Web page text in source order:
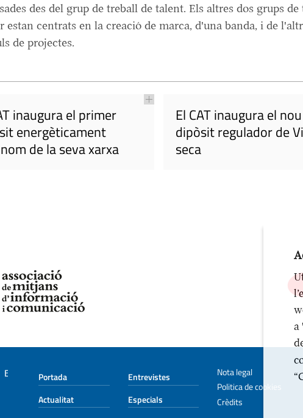
des del grup de treball de talent. Els altres dos grups
estan centrats en la creació de marca, d'una banda, i de
de projectes.
inaugura el primer
energèticament
de la seva xarxa
El CAT inaugura el nou
dipòsit regulador de
seca
Portada
Actualitat
Entrevistes
Especials
Nota legal
Politica de cookies
Crèdits
a